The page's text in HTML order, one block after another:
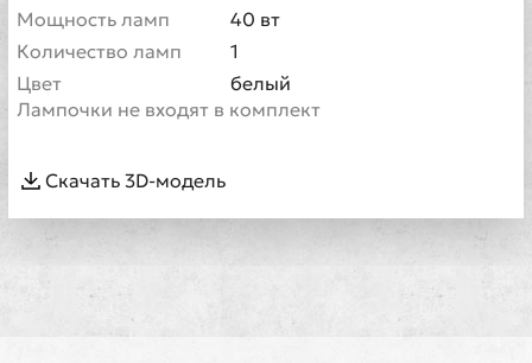
Мощность ламп
40 вт
Количество ламп
1
Цвет
белый
Лампочки не входят в комплект
Скачать 3D-модель